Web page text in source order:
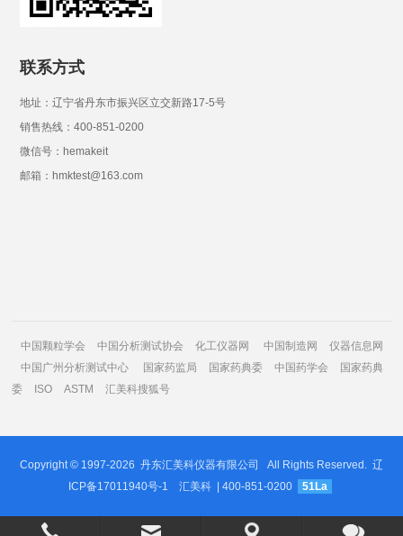
联系方式
地址：辽宁省丹东市振兴区立交新路17-5号
销售热线：400-851-0200
微信号：hemakeit
邮箱：hmktest@163.com
中国颗粒学会 中国分析测试协会 化工仪器网 中国制造网
仪器信息网
中国广州分析测试中心
国家药监局 国家药典委 中国药学会
国家药典
委
ISO ASTM 汇美科搜狐号
Copyright © 1997-2026 丹东汇美科仪器有限公司 All Rights Reserved. 辽
ICP备17011940号-1
汇美科 | 400-851-0200 51La